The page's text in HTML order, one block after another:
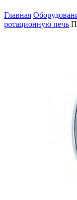
Главная
ротационную печь